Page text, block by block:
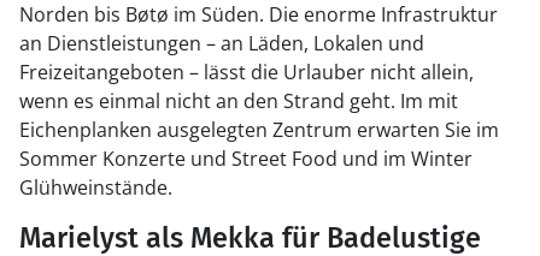
Norden bis Bøtø im Süden. Die enorme Infrastruktur
an Dienstleistungen – an Läden, Lokalen und
Freizeitangeboten – lässt die Urlauber nicht allein,
wenn es einmal nicht an den Strand geht. Im mit
Eichenplanken ausgelegten Zentrum erwarten Sie im
Sommer Konzerte und Street Food und im Winter
Glühweinstände.
Marielyst als Mekka für Badelustige